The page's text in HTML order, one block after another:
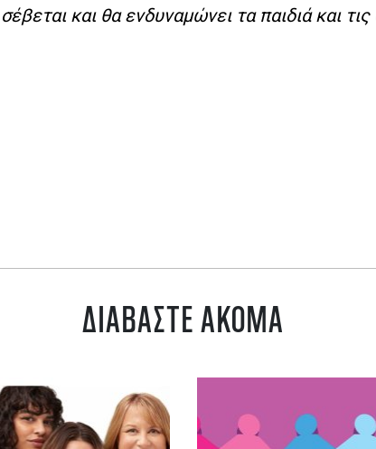
και θα ενδυναμώνει τα παιδιά και τις
ΔΙΑΒΑΣΤΕ ΑΚΟΜΑ